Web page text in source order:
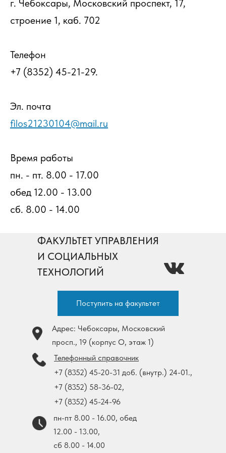
г. Чебоксары, Московский проспект, 17,
строение 1, каб. 702
Телефон
+7 (8352) 45-21-29.
Эл. почта
filos21230104@mail.ru
Время работы
пн. - пт. 8.00 - 17.00
обед 12.00 - 13.00
cб. 8.00 - 14.00
ФАКУЛЬТЕТ УПРАВЛЕНИЯ
И СОЦИАЛЬНЫХ
ТЕХНОЛОГИЙ
Поступить на факультет
пн-пт 8.00 - 16.00, обед
12.00 - 13.00,
cб 8.00 - 14.00
Адрес: Чебоксары, Московский
просп., 19 (корпус О, этаж 1)
Телефонный справочник
+7 (8352) 45-24-96
+7 (8352) 58-36-02,
+7 (8352) 45-20-31 доб. (внутр.) 24-01.,